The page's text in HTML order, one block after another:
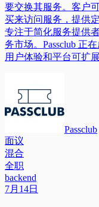
要交换其服务。客户
买来访问服务，提供
专注于简化服务提供
务市场。Passclub 正
用户体验和平台可扩
Passclub
面议
混合
全职
backend
7月14日